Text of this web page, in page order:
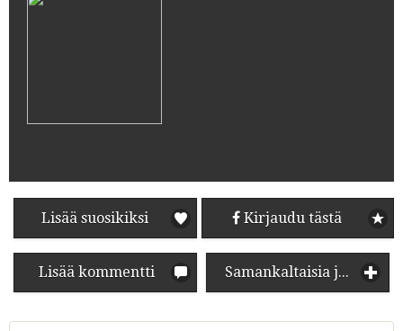
Lisää suosikiksi Kirjaudu tästä
Lisää kommentti Samankaltaisia juomia